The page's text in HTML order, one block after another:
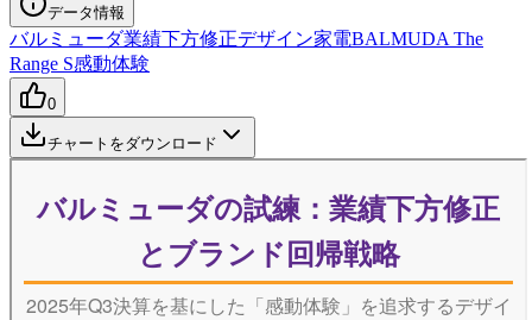
データ情報
バルミューダ業績下方修正デザイン家電BALMUDA The
Range S感動体験
0
チャートをダウンロード